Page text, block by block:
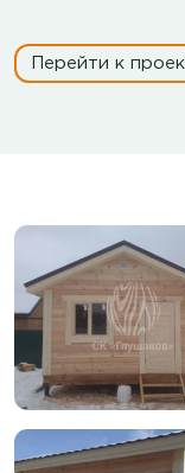
Перейти к